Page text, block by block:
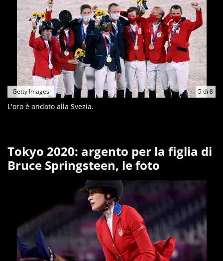
5di 8
Getty Images
L'oro è andato alla Svezia.
Tokyo 2020: argento per la figlia di
Bruce Springsteen, le foto